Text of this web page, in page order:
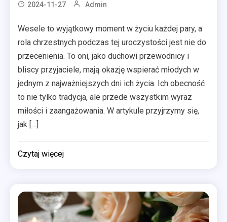
2024-11-27 Admin
Wesele to wyjątkowy moment w życiu każdej pary, a
rola chrzestnych podczas tej uroczystości jest nie do
przecenienia. To oni, jako duchowi przewodnicy i
bliscy przyjaciele, mają okazję wspierać młodych w
jednym z najważniejszych dni ich życia. Ich obecność
to nie tylko tradycja, ale przede wszystkim wyraz
miłości i zaangażowania. W artykule przyjrzymy się,
jak […]
Czytaj więcej